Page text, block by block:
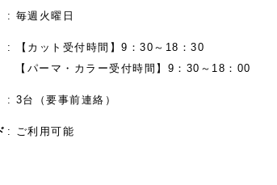
毎週火曜日
【カット受付時間】9：30～18：30
【パーマ・カラー受付時間】9：30～18：00
3台（要事前連絡）
ご利用可能